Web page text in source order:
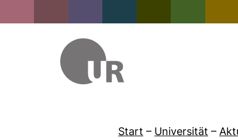
Start – Universität –